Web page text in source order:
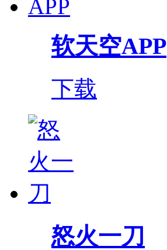
软天空APP
下载
怒火一刀